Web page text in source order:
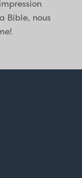
Bible, nous